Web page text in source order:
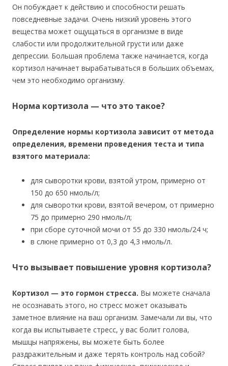
Он побуждает к действию и способности решать
повседневные задачи. Очень низкий уровень этого
вещества может ощущаться в организме в виде
слабости или продолжительной грусти или даже
депрессии. Большая проблема также начинается, когда
кортизол начинает вырабатываться в больших объемах,
чем это необходимо организму.
Норма кортизола — что это такое?
Определение нормы кортизола зависит от метода
определения, времени проведения теста и типа
взятого материала:
для сыворотки крови, взятой утром, примерно от
150 до 650 нмоль/л;
для сыворотки крови, взятой вечером, от примерно
75 до примерно 290 нмоль/л;
при сборе суточной мочи от 55 до 330 нмоль/24 ч;
в слюне примерно от 0,3 до 4,3 нмоль/л.
Что вызывает повышение уровня кортизола?
Кортизол — это гормон стресса. Вы можете сначала
не осознавать этого, но стресс может оказывать
заметное влияние на ваш организм. Замечали ли вы, что
когда вы испытываете стресс, у вас болит голова,
мышцы напряжены, вы можете быть более
раздражительным и даже терять контроль над собой?